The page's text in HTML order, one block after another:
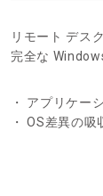
リモート デス
完全な
・ アプリケー
・ OS差異の吸